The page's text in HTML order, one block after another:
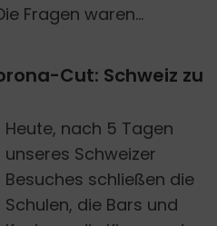
Fragen waren...
Cut: Schweiz zu
Heute, nach 5 Tagen
unseres Schweizer
Besuches schließen die
Schulen, die Bars und